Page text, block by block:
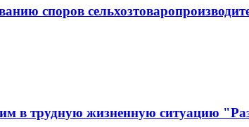
споров
в трудную жизненную ситуацию